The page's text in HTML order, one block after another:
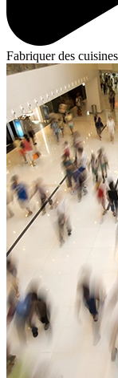
Fabriquer des